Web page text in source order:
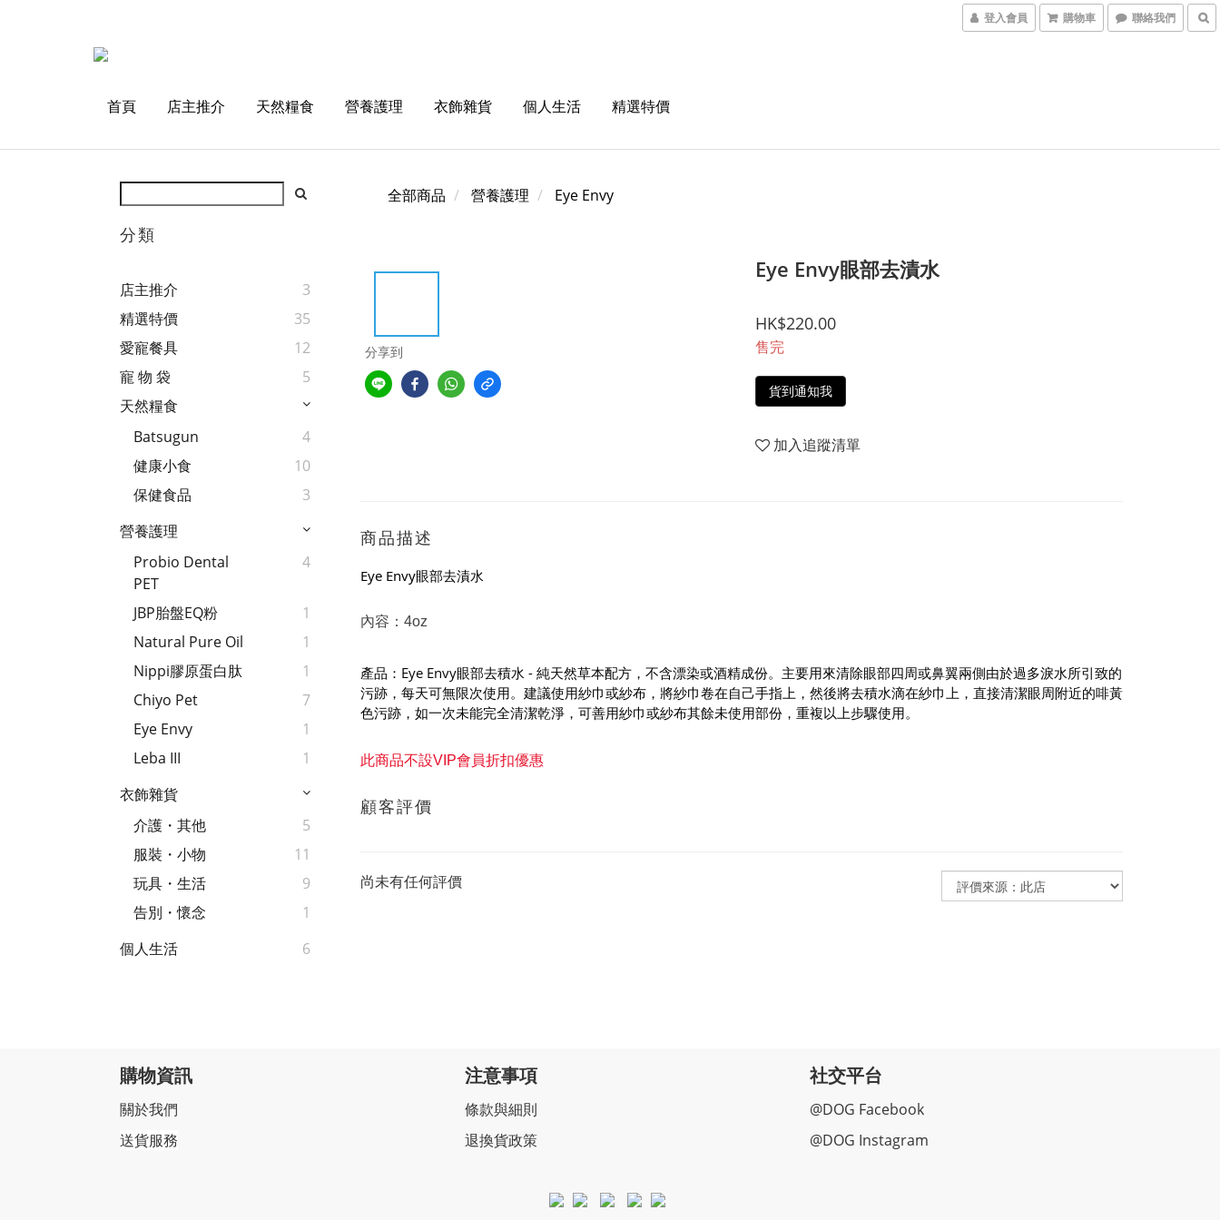
登入會員 購物車 聯絡我們
首頁 店主推介 天然糧食 營養護理 衣飾雜貨 個人生活 精選特價
分類
店主推介
3
精選特價
35
愛寵餐具
12
寵 物 袋
5
天然糧食
Batsugun
4
健康小食
10
保健食品
3
營養護理
Probio Dental
PET
4
JBP胎盤EQ粉
1
Natural Pure Oil
1
Nippi膠原蛋白肽
1
Chiyo Pet
7
Eye Envy
1
Leba III
1
衣飾雜貨
介護・其他
5
服裝・小物
11
玩具・生活
9
告別・懷念
1
個人生活
6
全部商品 營養護理 Eye Envy
分享到
Eye Envy眼部去漬水
HK$220.00
售完
貨到通知我
加入追蹤清單
商品描述
Eye Envy眼部去漬水
內容： 4oz
產品： Eye Envy眼部去積水 - 純天然草本配方，不含漂染或酒精成份。主要用來清除眼部四周或鼻翼兩側由於過多淚水所引致的
污跡， 每天可無限次使用。建議使用紗巾或紗布，將紗巾卷在自己手指上，然後將去積水滴在紗巾上，直接清潔眼周附近的啡黃
色污跡，如一次未能完全清潔乾淨，可善用紗巾或紗布其餘未使用部份，重複以上步驟使用。
此商品不設VIP會員折扣優惠
顧客評價
尚未有任何評價
購物資訊
關於我們
送貨服務
注意事項
條款與細則
退換貨政策
社交平台
@DOG Facebook
@DOG Instagram